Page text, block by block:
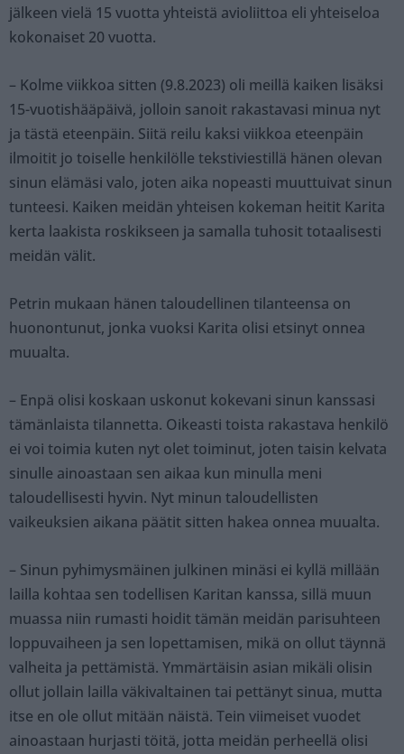
jälkeen vielä 15 vuotta yhteistä avioliittoa eli yhteiseloa
kokonaiset 20 vuotta.
– Kolme viikkoa sitten (9.8.2023) oli meillä kaiken lisäksi
15-vuotishääpäivä, jolloin sanoit rakastavasi minua nyt
ja tästä eteenpäin. Siitä reilu kaksi viikkoa eteenpäin
ilmoitit jo toiselle henkilölle tekstiviestillä hänen olevan
sinun elämäsi valo, joten aika nopeasti muuttuivat sinun
tunteesi. Kaiken meidän yhteisen kokeman heitit Karita
kerta laakista roskikseen ja samalla tuhosit totaalisesti
meidän välit.
Petrin mukaan hänen taloudellinen tilanteensa on
huonontunut, jonka vuoksi Karita olisi etsinyt onnea
muualta.
– Enpä olisi koskaan uskonut kokevani sinun kanssasi
tämänlaista tilannetta. Oikeasti toista rakastava henkilö
ei voi toimia kuten nyt olet toiminut, joten taisin kelvata
sinulle ainoastaan sen aikaa kun minulla meni
taloudellisesti hyvin. Nyt minun taloudellisten
vaikeuksien aikana päätit sitten hakea onnea muualta.
– Sinun pyhimysmäinen julkinen minäsi ei kyllä millään
lailla kohtaa sen todellisen Karitan kanssa, sillä muun
muassa niin rumasti hoidit tämän meidän parisuhteen
loppuvaiheen ja sen lopettamisen, mikä on ollut täynnä
valheita ja pettämistä. Ymmärtäisin asian mikäli olisin
ollut jollain lailla väkivaltainen tai pettänyt sinua, mutta
itse en ole ollut mitään näistä. Tein viimeiset vuodet
ainoastaan hurjasti töitä, jotta meidän perheellä olisi